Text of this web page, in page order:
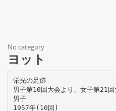
No category
ヨット
栄光の足跡
男子第10回大会より、女子第21
男子
1957年(10回)